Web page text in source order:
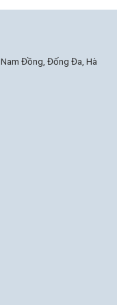
Đồng, Đống Đa, Hà